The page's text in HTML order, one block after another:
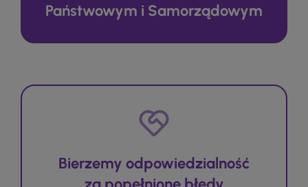
Państwowym i Samorządowym
Bierzemy odpowiedzialność